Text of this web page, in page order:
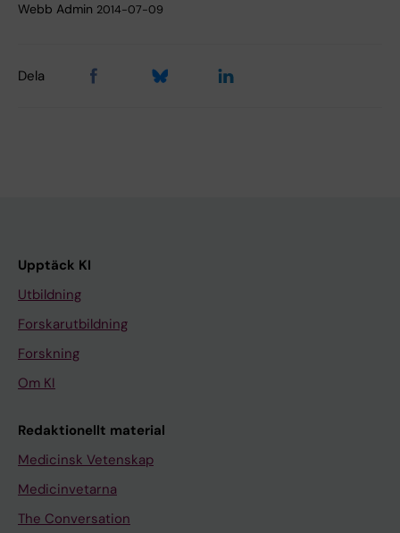
Webb Admin 2014-07-09
Dela
Upptäck KI
Utbildning
Forskarutbildning
Forskning
Om KI
Redaktionellt material
Medicinsk Vetenskap
Medicinvetarna
The Conversation